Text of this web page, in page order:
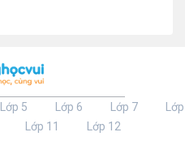
Lớp 5 Lớp 6 Lớp 7
Lớp
Lớp 11 Lớp 12